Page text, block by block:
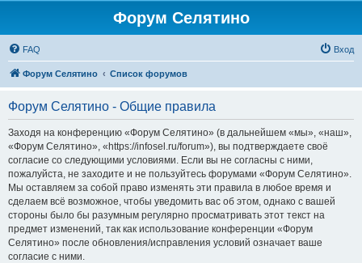
Форум Селятино
FAQ Вход
Форум Селятино Список форумов
Форум Селятино - Общие правила
Заходя на конференцию «Форум Селятино» (в дальнейшем «мы», «наш»,
«Форум Селятино», «https://infosel.ru/forum»), вы подтверждаете своё
согласие со следующими условиями. Если вы не согласны с ними,
пожалуйста, не заходите и не пользуйтесь форумами «Форум Селятино».
Мы оставляем за собой право изменять эти правила в любое время и
сделаем всё возможное, чтобы уведомить вас об этом, однако с вашей
стороны было бы разумным регулярно просматривать этот текст на
предмет изменений, так как использование конференции «Форум
Селятино» после обновления/исправления условий означает ваше
согласие с ними.